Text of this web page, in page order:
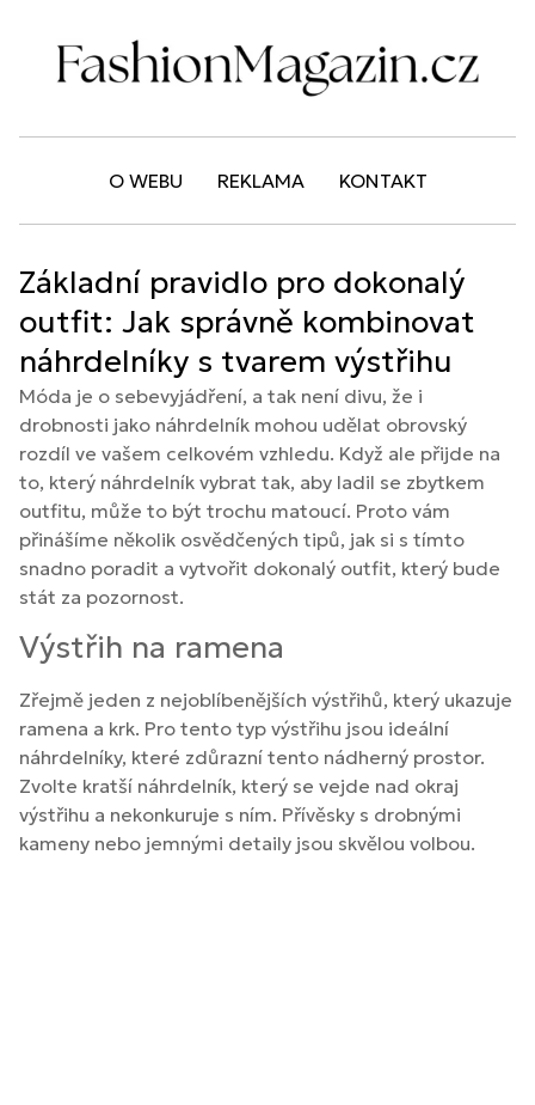
O WEBU REKLAMA KONTAKT
Základní pravidlo pro dokonalý
outfit: Jak správně kombinovat
náhrdelníky s tvarem výstřihu
Móda je o sebevyjádření, a tak není divu, že i
drobnosti jako náhrdelník mohou udělat obrovský
rozdíl ve vašem celkovém vzhledu. Když ale přijde na
to, který náhrdelník vybrat tak, aby ladil se zbytkem
outfitu, může to být trochu matoucí. Proto vám
přinášíme několik osvědčených tipů, jak si s tímto
snadno poradit a vytvořit dokonalý outfit, který bude
stát za pozornost.
Výstřih na ramena
Zřejmě jeden z nejoblíbenějších výstřihů, který ukazuje
ramena a krk. Pro tento typ výstřihu jsou ideální
náhrdelníky, které zdůrazní tento nádherný prostor.
Zvolte kratší náhrdelník, který se vejde nad okraj
výstřihu a nekonkuruje s ním. Přívěsky s drobnými
kameny nebo jemnými detaily jsou skvělou volbou.